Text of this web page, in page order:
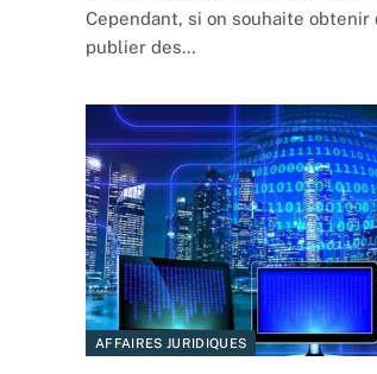
Cependant, si on souhaite
publier des…
AFFAIRES JURIDIQUES